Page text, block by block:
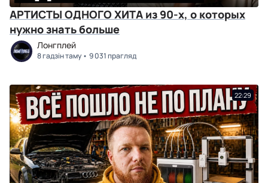
АРТИСТЫ ОДНОГО ХИТА из 90-х, о которых
нужно знать больше
Лонгплей
8 гадзін таму 9 031 прагляд
22:29